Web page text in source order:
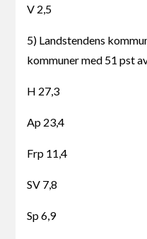
V 2,5
5) Landstendens
kommuner med 51 pst
H 27,3
Ap 23,4
Frp 11,4
SV 7,8
Sp 6,9